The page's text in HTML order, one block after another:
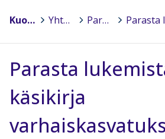
Kuopio Yhteiset hankkeet > Parasta lukemista
Parasta
käsikirja